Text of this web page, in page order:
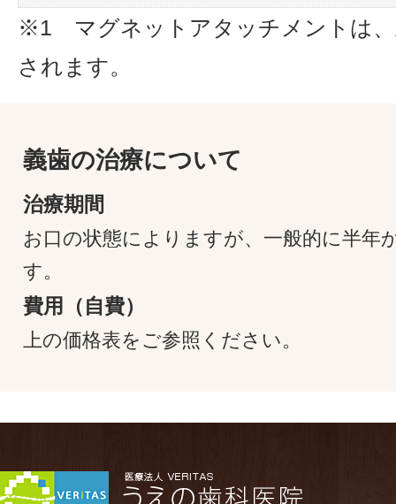
※1 マグネットアタッチメントは、
されます。
義歯の治療について
治療期間
お口の状態によりますが、一般的に半年
す。
費用（自費）
上の価格表をご参照ください。